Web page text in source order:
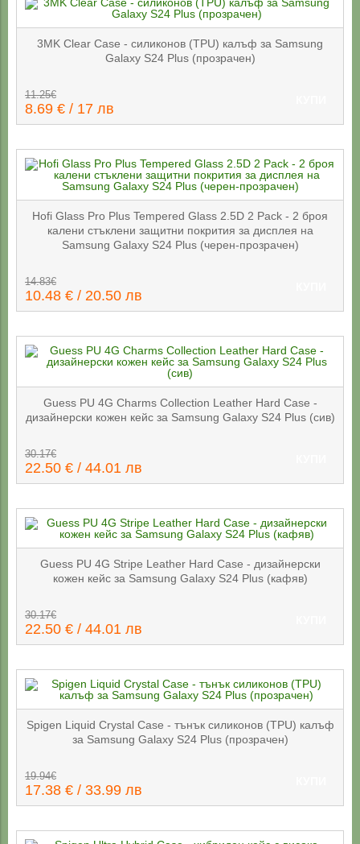
3MK Clear Case - силиконов (TPU) калъф за Samsung
Galaxy S24 Plus (прозрачен)
11.25€
8.69 € / 17 лв
Hofi Glass Pro Plus Tempered Glass 2.5D 2 Pack - 2 броя
калени стъклени защитни покрития за дисплея на
Samsung Galaxy S24 Plus (черен-прозрачен)
14.83€
10.48 € / 20.50 лв
Guess PU 4G Charms Collection Leather Hard Case -
дизайнерски кожен кейс за Samsung Galaxy S24 Plus (сив)
30.17€
22.50 € / 44.01 лв
Guess PU 4G Stripe Leather Hard Case - дизайнерски
кожен кейс за Samsung Galaxy S24 Plus (кафяв)
30.17€
22.50 € / 44.01 лв
Spigen Liquid Crystal Case - тънък силиконов (TPU) калъф
за Samsung Galaxy S24 Plus (прозрачен)
19.94€
17.38 € / 33.99 лв